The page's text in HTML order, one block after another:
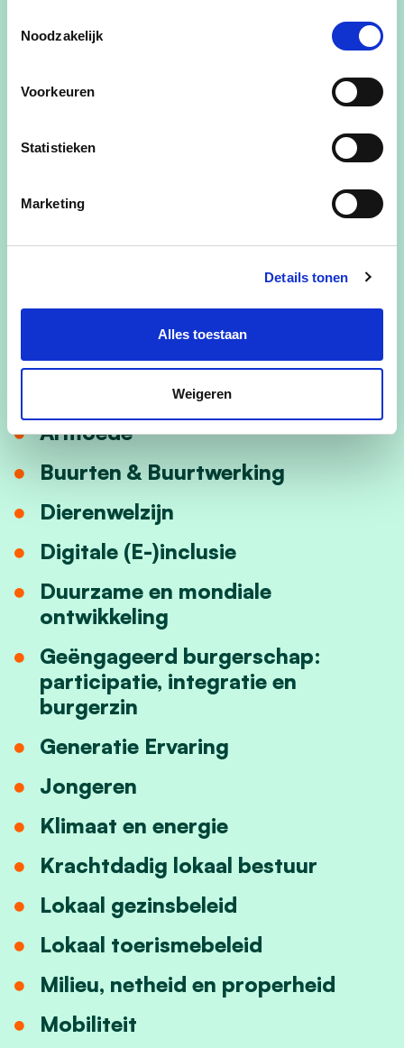
Noodzakelijk
Voorkeuren
Statistieken
Marketing
Details tonen
Alles toestaan
Weigeren
na hospitalisatie (o.a. informatie en
we hechten belang aan de transparantie
zorgverstrekking voor specialistische
zorgverstrekkingen (conventionering van
de zorgverstrekkers) (bijv. voorafgaande
Gerelateerde standpunten
Armoede
Buurten & Buurtwerking
Dierenwelzijn
Digitale (E-)inclusie
Duurzame en mondiale
ontwikkeling
Geëngageerd burgerschap:
participatie, integratie en
burgerzin
Generatie Ervaring
Jongeren
Klimaat en energie
Krachtdadig lokaal bestuur
Lokaal gezinsbeleid
Lokaal toerismebeleid
Milieu, netheid en properheid
Mobiliteit